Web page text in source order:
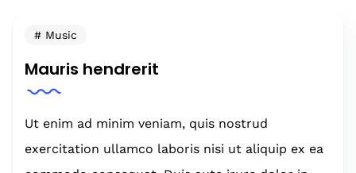
Music
Mauris hendrerit
Ut enim ad minim veniam, quis nostrud
exercitation ullamco laboris nisi ut aliquip ex ea